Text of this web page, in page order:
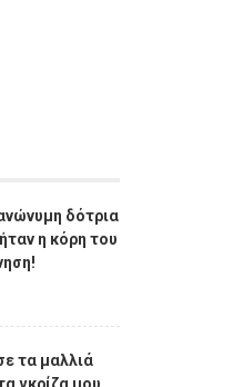
δότρια
η κόρη του
τα μαλλιά
γκρίζα μου